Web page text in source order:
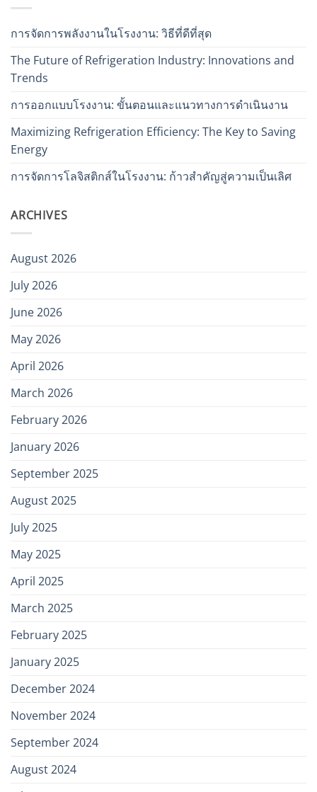
การจัดการพลังงานในโรงงาน: วิธีที่ดีที่สุด
The Future of Refrigeration Industry: Innovations and
Trends
การออกแบบโรงงาน: ขั้นตอนและแนวทางการดำเนินงาน
Maximizing Refrigeration Efficiency: The Key to Saving
Energy
การจัดการโลจิสติกส์ในโรงงาน: ก้าวสำคัญสู่ความเป็นเลิศ
ARCHIVES
August 2026
July 2026
June 2026
May 2026
April 2026
March 2026
February 2026
January 2026
September 2025
August 2025
July 2025
May 2025
April 2025
March 2025
February 2025
January 2025
December 2024
November 2024
September 2024
August 2024